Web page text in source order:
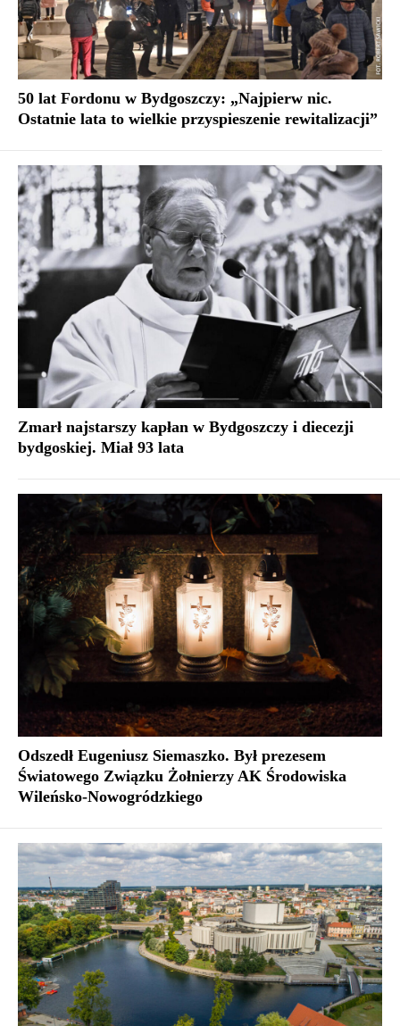
50 lat Fordonu w Bydgoszczy: „Najpierw nic.
Ostatnie lata to wielkie przyspieszenie rewitalizacji”
Zmarł najstarszy kapłan w Bydgoszczy i diecezji
bydgoskiej. Miał 93 lata
Odszedł Eugeniusz Siemaszko. Był prezesem
Światowego Związku Żołnierzy AK Środowiska
Wileńsko-Nowogródzkiego